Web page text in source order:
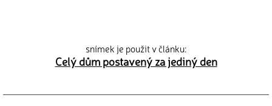
snímek je použit v článku:
Celý dům postavený za jediný den